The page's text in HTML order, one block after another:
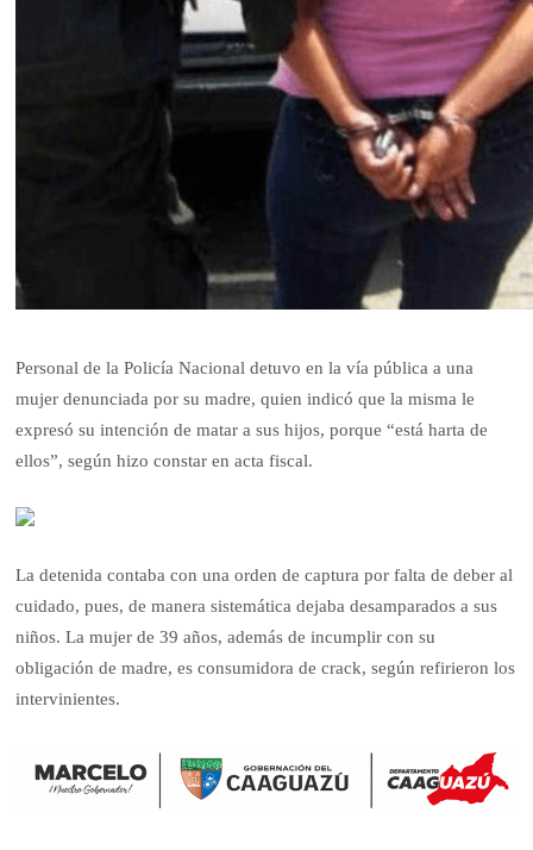
Personal de la Policía Nacional detuvo en la vía pública a una
mujer denunciada por su madre, quien indicó que la misma le
expresó su intención de matar a sus hijos, porque “está harta de
ellos”, según hizo constar en acta fiscal.
La detenida contaba con una orden de captura por falta de deber al
cuidado, pues, de manera sistemática dejaba desamparados a sus
niños. La mujer de 39 años, además de incumplir con su
obligación de madre, es consumidora de crack, según refirieron los
intervinientes.